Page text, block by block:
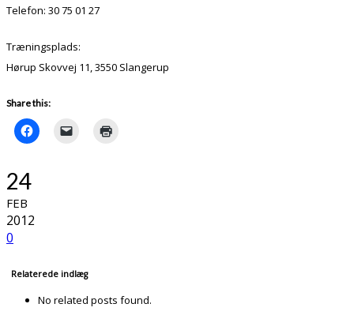
Telefon: 30 75 01 27
Træningsplads:
Hørup Skovvej 11, 3550 Slangerup
Share this:
24
FEB
2012
0
Relaterede indlæg
No related posts found.